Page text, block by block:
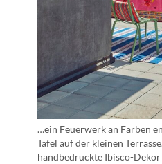
…ein Feuerwerk an Farben
Tafel auf der kleinen
handbedruckte Ibisco-